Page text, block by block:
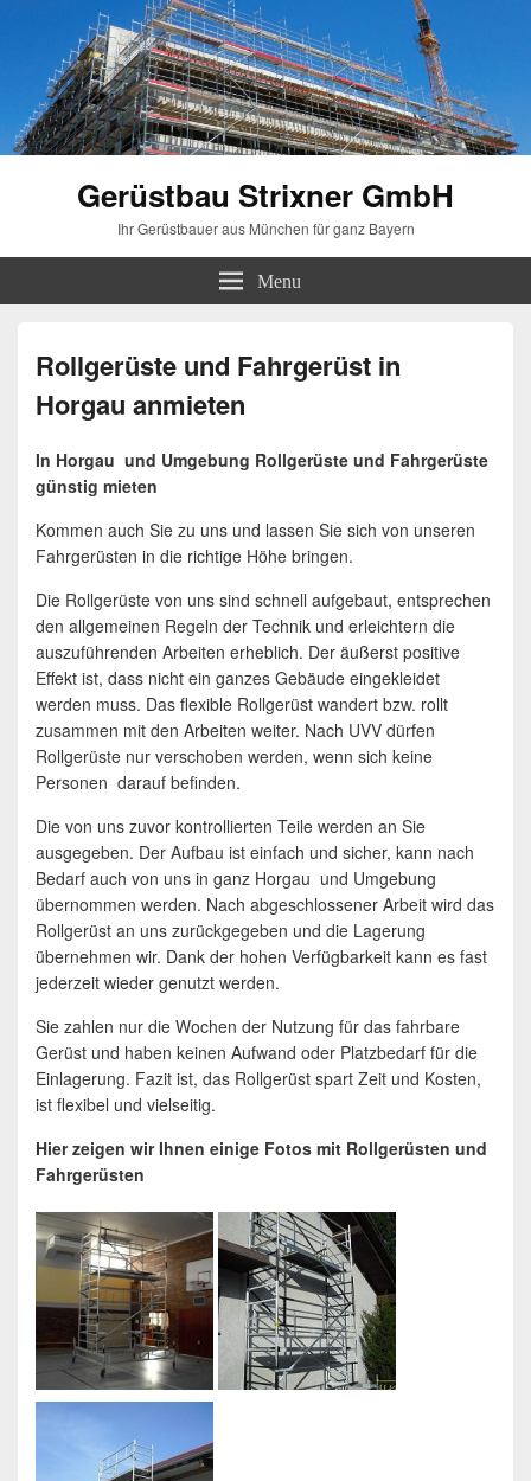
Gerüstbau Strixner GmbH
Ihr Gerüstbauer aus München für ganz Bayern
Menu
Rollgerüste und Fahrgerüst in
Horgau anmieten
In Horgau und Umgebung Rollgerüste und Fahrgerüste
günstig mieten
Kommen auch Sie zu uns und lassen Sie sich von unseren
Fahrgerüsten in die richtige Höhe bringen.
Die Rollgerüste von uns sind schnell aufgebaut, entsprechen
den allgemeinen Regeln der Technik und erleichtern die
auszuführenden Arbeiten erheblich. Der äußerst positive
Effekt ist, dass nicht ein ganzes Gebäude eingekleidet
werden muss. Das flexible Rollgerüst wandert bzw. rollt
zusammen mit den Arbeiten weiter. Nach UVV dürfen
Rollgerüste nur verschoben werden, wenn sich keine
Personen darauf befinden.
Die von uns zuvor kontrollierten Teile werden an Sie
ausgegeben. Der Aufbau ist einfach und sicher, kann nach
Bedarf auch von uns in ganz Horgau und Umgebung
übernommen werden. Nach abgeschlossener Arbeit wird das
Rollgerüst an uns zurückgegeben und die Lagerung
übernehmen wir. Dank der hohen Verfügbarkeit kann es fast
jederzeit wieder genutzt werden.
Sie zahlen nur die Wochen der Nutzung für das fahrbare
Gerüst und haben keinen Aufwand oder Platzbedarf für die
Einlagerung. Fazit ist, das Rollgerüst spart Zeit und Kosten,
ist flexibel und vielseitig.
Hier zeigen wir Ihnen einige Fotos mit Rollgerüsten und
Fahrgerüsten